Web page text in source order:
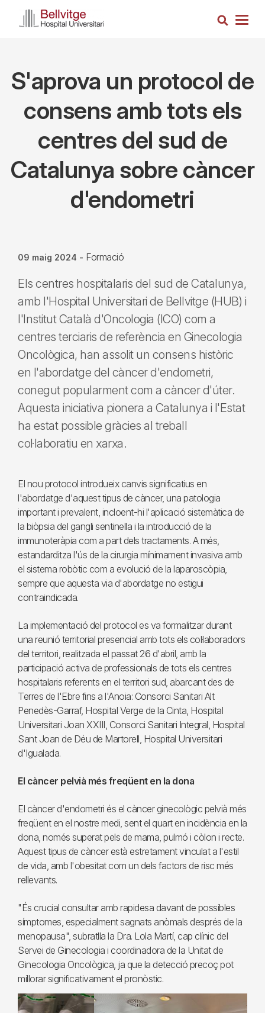
Cerca
S'aprova un protocol de
consens amb tots els
centres del sud de
Catalunya sobre càncer
d'endometri
09 maig 2024 - Formació
Els centres hospitalaris del sud de Catalunya,
amb l'Hospital Universitari de Bellvitge (HUB) i
l'Institut Català d'Oncologia (ICO) com a
centres terciaris de referència en Ginecologia
Oncològica, han assolit un consens històric
en l'abordatge del càncer d'endometri,
conegut popularment com a càncer d'úter.
Aquesta iniciativa pionera a Catalunya i l'Estat
ha estat possible gràcies al treball
col·laboratiu en xarxa.
El nou protocol introdueix canvis significatius en
l'abordatge d'aquest tipus de càncer, una patologia
important i prevalent, incloent-hi l'aplicació sistemàtica de
la biòpsia del gangli sentinella i la introducció de la
immunoteràpia com a part dels tractaments. A més,
estandarditza l'ús de la cirurgia mínimament invasiva amb
el sistema robòtic com a evolució de la laparoscòpia,
sempre que aquesta via d'abordatge no estigui
contraindicada.
La implementació del protocol es va formalitzar durant
una reunió territorial presencial amb tots els col·laboradors
del territori, realitzada el passat 26 d'abril, amb la
participació activa de professionals de tots els centres
hospitalaris referents en el territori sud, abarcant des de
Terres de l'Ebre fins a l'Anoia: Consorci Sanitari Alt
Penedès-Garraf, Hospital Verge de la Cinta, Hospital
Universitari Joan XXIII, Consorci Sanitari Integral, Hospital
Sant Joan de Déu de Martorell, Hospital Universitari
d'Igualada.
El càncer pelvià més freqüent en la dona
El càncer d'endometri és el càncer ginecològic pelvià més
freqüent en el nostre medi, sent el quart en incidència en la
dona, només superat pels de mama, pulmó i còlon i recte.
Aquest tipus de càncer està estretament vinculat a l'estil
de vida, amb l'obesitat com un dels factors de risc més
rellevants.
"És crucial consultar amb rapidesa davant de possibles
símptomes, especialment sagnats anòmals després de la
menopausa", subratlla la Dra. Lola Martí, cap clínic del
Servei de Ginecologia i coordinadora de la Unitat de
Ginecologia Oncològica, ja que la detecció precoç pot
millorar significativament el pronòstic.